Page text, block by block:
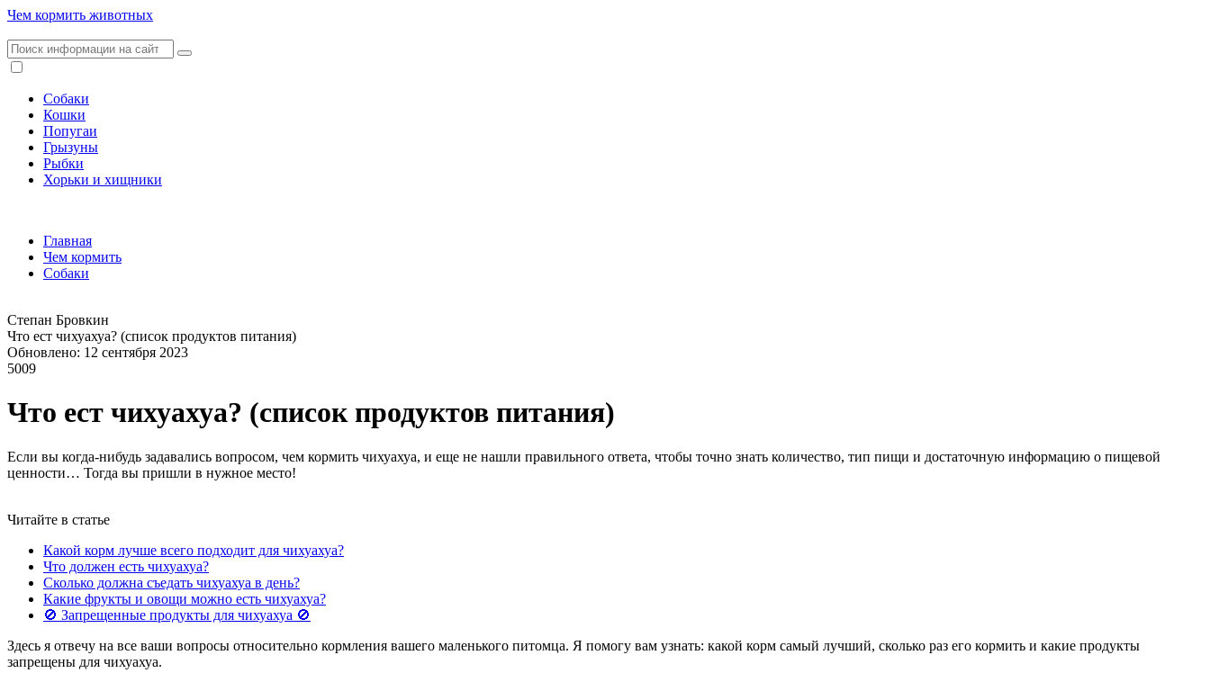
Чем кормить животных
Собаки
Кошки
Попугаи
Грызуны
Рыбки
Хорьки и хищники
Главная
Чем кормить
Собаки
Степан Бровкин
Что ест чихуахуа? (список продуктов питания)
Обновлено: 12 сентября 2023
5009
Что ест чихуахуа? (список продуктов питания)
Если вы когда-нибудь задавались вопросом, чем кормить чихуахуа, и еще не нашли правильного ответа, чтобы точно знать количество, тип пищи и достаточную информацию о пищевой
ценности… Тогда вы пришли в нужное место!
Читайте в статье
Какой корм лучше всего подходит для чихуахуа?
Что должен есть чихуахуа?
Сколько должна съедать чихуахуа в день?
Какие фрукты и овощи можно есть чихуахуа?
🚫 Запрещенные продукты для чихуахуа 🚫
Здесь я отвечу на все ваши вопросы относительно кормления вашего маленького питомца. Я помогу вам узнать: какой корм самый лучший, сколько раз его кормить и какие продукты
запрещены для чихуахуа.